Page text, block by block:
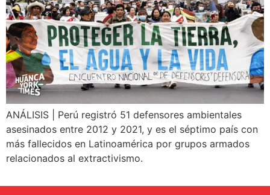
ANÁLISIS | Perú registró 51 defensores ambientales
asesinados entre 2012 y 2021, y es el séptimo país con
más fallecidos en Latinoamérica por grupos armados
relacionados al extractivismo.